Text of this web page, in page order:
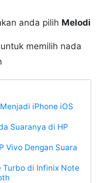
anda pilih Melodi
untuk memilih nada
iPhone iOS
Suaranya di HP
Vivo Dengan Suara
Turbo di Infinix Note